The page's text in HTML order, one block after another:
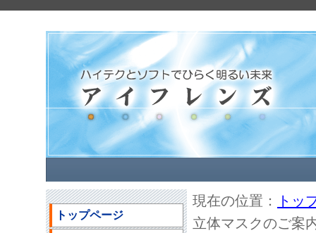
現在の位置：
トッ
立体マスクのご案
トップページ